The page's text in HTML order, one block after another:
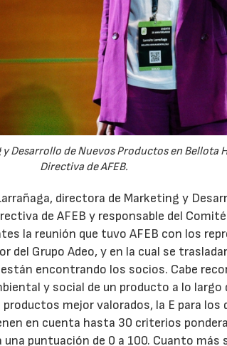
Desarrollo de Nuevos Productos en Bellota
Directiva de AFEB.
directora de Marketing y
de AFEB y responsable del
la reunión que tuvo AFEB con los
del Grupo Adeo, y en la cual se
encontrando los socios. Cabe
y social de un producto a lo largo
mejor valorados, la E para los
en cuenta hasta 30 criterios
puntuación de 0 a 100. Cuanto más